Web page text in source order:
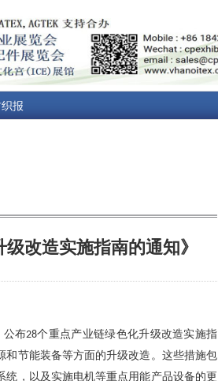
报
改造实施指南的通知》
公布28个重点产业链绿色化升级改造实施指
节能装备等方面的升级改造。这些措施包
，以及实施电机等重点用能产品设备的更